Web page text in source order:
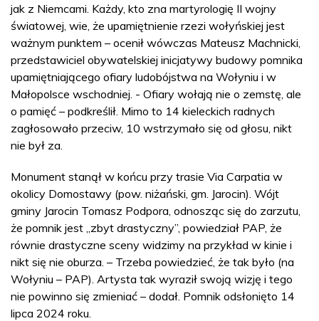
jak z Niemcami. Każdy, kto zna martyrologię II wojny
światowej, wie, że upamiętnienie rzezi wołyńskiej jest
ważnym punktem – ocenił wówczas Mateusz Machnicki,
przedstawiciel obywatelskiej inicjatywy budowy pomnika
upamiętniającego ofiary ludobójstwa na Wołyniu i w
Małopolsce wschodniej. - Ofiary wołają nie o zemstę, ale
o pamięć – podkreślił. Mimo to 14 kieleckich radnych
zagłosowało przeciw, 10 wstrzymało się od głosu, nikt
nie był za.
Monument stanął w końcu przy trasie Via Carpatia w
okolicy Domostawy (pow. niżański, gm. Jarocin). Wójt
gminy Jarocin Tomasz Podpora, odnosząc się do zarzutu,
że pomnik jest „zbyt drastyczny”, powiedział PAP, że
równie drastyczne sceny widzimy na przykład w kinie i
nikt się nie oburza. – Trzeba powiedzieć, że tak było (na
Wołyniu – PAP). Artysta tak wyraził swoją wizję i tego
nie powinno się zmieniać – dodał. Pomnik odsłonięto 14
lipca 2024 roku.